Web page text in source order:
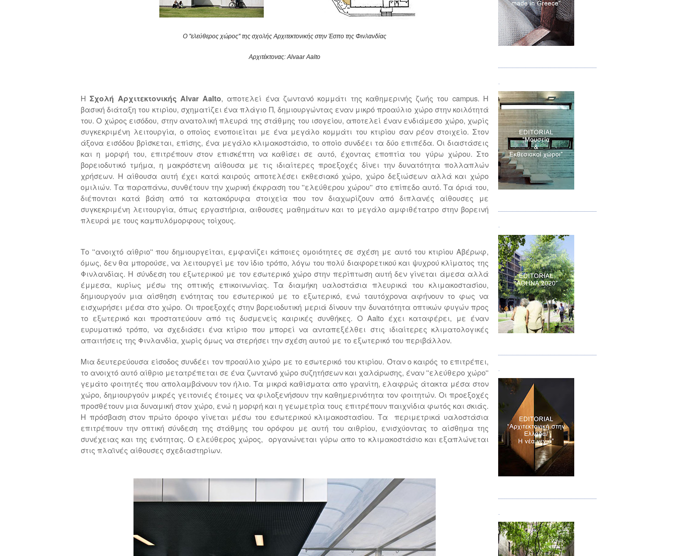
O ''ελεύθερος χώρος'' της σχολής Αρχιτεκτονικής στην Έσπο της Φινλανδίας
Αρχιτέκτονας: Αlvaar Aalto
ΗΣχολή Αρχιτεκτονικής Alvar Aalto, αποτελεί ένα ζωντανό κομμάτι της καθημερινής ζωής του campus. Η
βασική διάταξη του κτιρίου, σχηματίζει ένα πλάγιο Π, δημιουργώντας εναν μικρό προαύλιο χώρο στην κοιλότητά
του. Ο χώρος εισόδου, στην ανατολική πλευρά της στάθμης του ισογείου, αποτελεί έναν ενδιάμεσο χώρο, χωρίς
συγκεκριμένη λειτουργία, ο οποίος ενοποιείται με ένα μεγάλο κομμάτι του κτιρίου σαν ρέον στοιχείο. Στον
άξονα εισόδου βρίσκεται, επίσης, ένα μεγάλο κλιμακοστάσιο, το οποίο συνδέει τα δύο επιπέδα. Οι διαστάσεις
και η μορφή του, επιτρέπουν στον επισκέπτη να καθίσει σε αυτό, έχοντας εποπτία του γύρω χώρου. Στο
βορειοδυτικό τμήμα, η μακρόστενη αίθουσα με τις ιδιαίτερες προεξοχές δίνει την δυνατότητα πολλαπλών
χρήσεων. Η αίθουσα αυτή έχει κατά καιρούς αποτελέσει εκθεσιακό χώρο, χώρο δεξιώσεων αλλά και χώρο
ομιλιών. Τα παραπάνω, συνθέτουν την χωρική έκφραση του ''ελεύθερου χώρου'' στο επίπεδο αυτό. Τα όριά του,
διέπονται κατά βάση από τα κατακόρυφα στοιχεία που τον διαχωρίζουν από διπλανές αίθουσες με
συγκεκριμένη λειτουργία, όπως εργαστήρια, αιθουσες μαθημάτων και το μεγάλο αμφιθέτατρο στην βορεινή
πλευρά με τους καμπυλόμορφους τοίχους.
Το ''ανοιχτό αίθριο'' που δημιουργείται, εμφανίζει κάποιες ομοιότητες σε σχέση με αυτό του κτιρίου Αβέρωφ,
όμως, δεν θα μπορούσε, να λειτουργεί με τον ίδιο τρόπο, λόγω του πολύ διαφορετικού και ψυχρού κλίματος της
Φινλανδίας. Η σύνδεση του εξωτερικού με τον εσωτερικό χώρο στην περίπτωση αυτή δεν γίνεται άμεσα αλλά
έμμεσα, κυρίως μέσω της οπτικής επικοινωνίας. Τα διαμήκη υαλοστάσια πλευρικά του κλιμακοστασίου,
δημιουργούν μια αίσθηση ενότητας του εσωτερικού με το εξωτερικό, ενώ ταυτόχρονα αφήνουν το φως να
εισχωρήσει μέσα στο χώρο. Οι προεξοχές στην βορειοδυτική μεριά δίνουν την δυνατότητα οπτικών φυγών προς
το εξωτερικό και προστατεύουν από τις δυσμενείς καιρικές συνθήκες. Ο Aalto έχει καταφέρει, με έναν
ευρυματικό τρόπο, να σχεδιάσει ένα κτίριο που μπορεί να ανταπεξέλθει στις ιδιαίτερες κλιματολογικές
απαιτήσεις της Φινλανδία, χωρίς όμως να στερήσει την σχέση αυτού με το εξωτερικό του περιβάλλον.
Μια δευτερεύουσα είσοδος συνδέει τον προαύλιο χώρο με το εσωτερικό του κτιρίου. Όταν ο καιρός το επιτρέπει,
το ανοιχτό αυτό αίθριο μετατρέπεται σε ένα ζωντανό χώρο συζητήσεων και χαλάρωσης, έναν ''ελεύθερο χώρο''
γεμάτο φοιτητές που απολαμβάνουν τον ήλιο. Τα μικρά καθίσματα απο γρανίτη, ελαφρώς άτακτα μέσα στον
χώρο, δημιουργούν μικρές γειτονιές έτοιμες να φιλοξενήσουν την καθημερινότητα τον φοιτητών. Οι προεξοχές
προσθέτουν μια δυναμική στον χώρο, ενώ η μορφή και η γεωμετρία τους επιτρέπουν παιχνίδια φωτός και σκιάς.
Η πρόσβαση στον πρώτο όροφο γίνεται μέσω του εσωτερικού κλιμακοστασίου. Τα περιμετρικά υαλοστάσια
επιτρέπουν την οπτική σύνδεση της στάθμης του ορόφου με αυτή του αιθρίου, ενισχύοντας το αίσθημα της
συνέχειας και της ενότητας. Ο ελεύθερος χώρος, οργανώνεται γύρω απο το κλιμακοστάσιο και εξαπλώνεται
στις πλαϊνές αίθουσες σχεδιαστηρίων.
.
.
.